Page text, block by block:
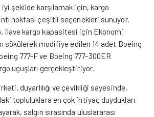
şekilde karşılamak için, kargo
noktası çeşitli seçenekleri sunuyor.
ilave kargo kapasitesi için Ekonomi
sökülerek modifiye edilen 14 adet Boeing
777-F ve Boeing 777-300ER
uçuşları gerçekleştiriyor.
duyarlılığı ve çevikliği sayesinde,
topluluklara en çok ihtiyaç duydukları
salgın sırasında uluslararası